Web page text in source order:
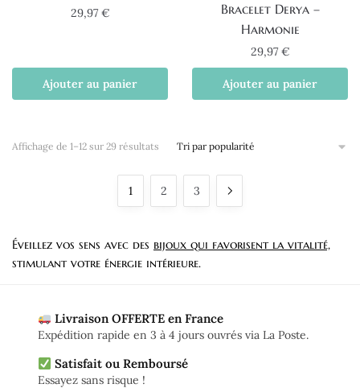
29,97€
Ajouter au panier
Bracelet Derya –
Harmonie
29,97€
Ajouter au panier
Affichage de 1–12 sur 29 résultats
popularité
1 2 3
Éveillez vos sens avec des bijoux qui favorisent la vitalité,
stimulant votre énergie intérieure.
Livraison OFFERTE en France
Expédition rapide en 3 à 4 jours ouvrés via La Poste.
Satisfait ou Remboursé
Essayez sans risque !